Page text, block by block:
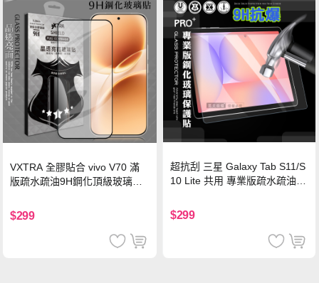
VXTRA 全膠貼合 vivo V70 滿
版疏水疏油9H鋼化頂級玻璃貼
$299
超抗刮 三星 Galaxy Tab S11/S
10 Lite 共用 專業版疏水疏油9
$299